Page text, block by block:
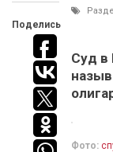
Поделись
Суд в
Фото: